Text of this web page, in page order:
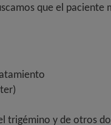
que el
trigémino y de otros